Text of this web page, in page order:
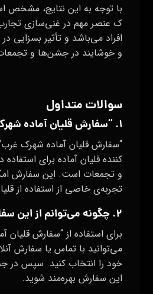
با توجه به این نتایج، مشخص
ک عنصر مهم در غنی‌سازی
افراد می‌باشد و تأثیر بسزایی
و خوشایند در جشن‌ها و
سوالات متداول
۱. “سفارش قلیان آماده شهرک غرب” چیست؟
“سفارش قلیان آماده شهرک
کننده قلیان آماده برای
و تجمعات است. این سفارش
تجربه‌ی خاصی از استفاده از
۲. چگونه می‌توانم از این سفارش استفاده کنم؟
برای استفاده از “سفارش قلیان
می‌توانید با تماس یا سفارش
خود را انتخاب کنید. سپس در
این سفارش بهره‌مند شوید.